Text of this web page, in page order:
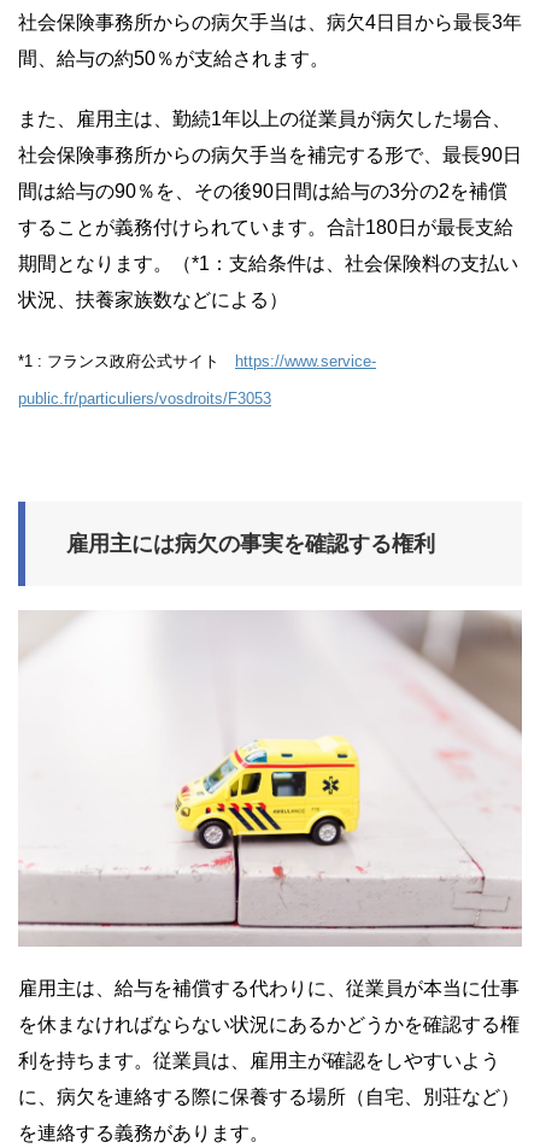
社会保険事務所からの病欠手当は、病欠4日目から最長3年
間、給与の約50％が支給されます。
また、雇用主は、勤続1年以上の従業員が病欠した場合、
社会保険事務所からの病欠手当を補完する形で、最長90日
間は給与の90％を、その後90日間は給与の3分の2を補償
することが義務付けられています。合計180日が最長支給
期間となります。（*1：支給条件は、社会保険料の支払い
状況、扶養家族数などによる）
*1 : フランス政府公式サイト https://www.service-
public.fr/particuliers/vosdroits/F3053
雇用主には病欠の事実を確認する権利
雇用主は、給与を補償する代わりに、従業員が本当に仕事
を休まなければならない状況にあるかどうかを確認する権
利を持ちます。従業員は、雇用主が確認をしやすいよう
に、病欠を連絡する際に保養する場所（自宅、別荘など）
を連絡する義務があります。